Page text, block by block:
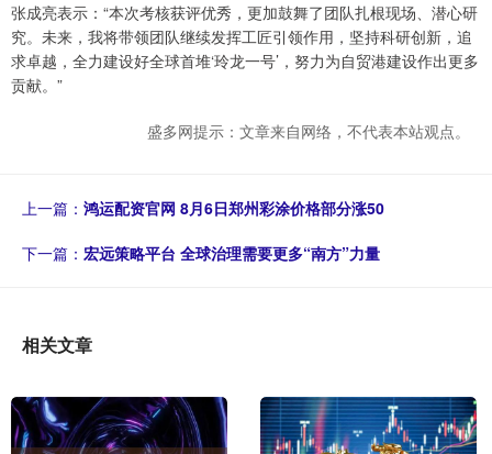
张成亮表示：“本次考核获评优秀，更加鼓舞了团队扎根现场、潜心研
究。未来，我将带领团队继续发挥工匠引领作用，坚持科研创新，追
求卓越，全力建设好全球首堆‘玲龙一号’，努力为自贸港建设作出更多
贡献。”
盛多网提示：文章来自网络，不代表本站观点。
上一篇： 鸿运配资官网 8月6日郑州彩涂价格部分涨50
下一篇： 宏远策略平台 全球治理需要更多“南方”力量
相关文章